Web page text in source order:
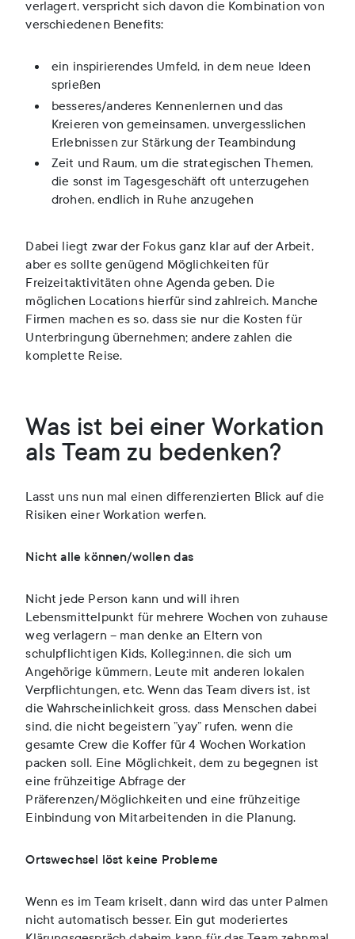
verlagert, verspricht sich davon die Kombination von
verschiedenen Benefits:
ein inspirierendes Umfeld, in dem neue Ideen
sprießen
besseres/anderes Kennenlernen und das
Kreieren von gemeinsamen, unvergesslichen
Erlebnissen zur Stärkung der Teambindung
Zeit und Raum, um die strategischen Themen,
die sonst im Tagesgeschäft oft unterzugehen
drohen, endlich in Ruhe anzugehen
Dabei liegt zwar der Fokus ganz klar auf der Arbeit,
aber es sollte genügend Möglichkeiten für
Freizeitaktivitäten ohne Agenda geben. Die
möglichen Locations hierfür sind zahlreich. Manche
Firmen machen es so, dass sie nur die Kosten für
Unterbringung übernehmen; andere zahlen die
komplette Reise.
Was ist bei einer Workation
als Team zu bedenken?
Lasst uns nun mal einen differenzierten Blick auf die
Risiken einer Workation werfen.
Nicht alle können/wollen das
Nicht jede Person kann und will ihren
Lebensmittelpunkt für mehrere Wochen von zuhause
weg verlagern – man denke an Eltern von
schulpflichtigen Kids, Kolleg:innen, die sich um
Angehörige kümmern, Leute mit anderen lokalen
Verpflichtungen, etc. Wenn das Team divers ist, ist
die Wahrscheinlichkeit gross, dass Menschen dabei
sind, die nicht begeistern ”yay” rufen, wenn die
gesamte Crew die Koffer für 4 Wochen Workation
packen soll. Eine Möglichkeit, dem zu begegnen ist
eine frühzeitige Abfrage der
Präferenzen/Möglichkeiten und eine frühzeitige
Einbindung von Mitarbeitenden in die Planung.
Ortswechsel löst keine Probleme
Wenn es im Team kriselt, dann wird das unter Palmen
nicht automatisch besser. Ein gut moderiertes